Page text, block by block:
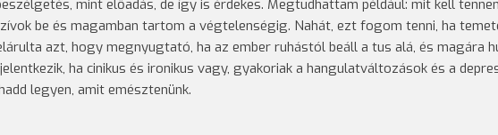
mint előadás, de így is érdekes. Megtudhattam például: mit kell
be és magamban tartom a végtelenségig. Nahát, ezt fogom tenni, ha
azt, hogy megnyugtató, ha az ember ruhástól beáll a tus alá, és magára
ha cinikus és ironikus vagy, gyakoriak a hangulatváltozások és a
legyen, amit emésztenünk.